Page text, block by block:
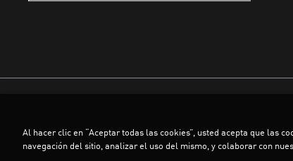
©PUMA, 2026. Todos los derechos reservados
Al hacer clic en “Aceptar todas las cookies”, usted acepta que las
navegación del sitio, analizar el uso del mismo, y colaborar con